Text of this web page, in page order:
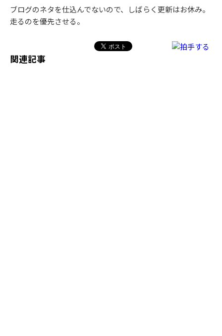
ブログのネタを仕込んでないので、しばらく更新はお休み。
走るのを優先させる。
関連記事